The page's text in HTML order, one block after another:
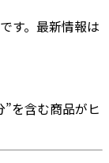
す。最新情報は
を含む商品がヒ